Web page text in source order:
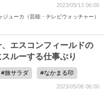
2023/05/13 06:00
ジューカ（芸能・テレビウォッチャー）
、エスコンフィールドの
ルーする仕事ぶり
旅サラダ なかまる印
2023/05/06 06:00